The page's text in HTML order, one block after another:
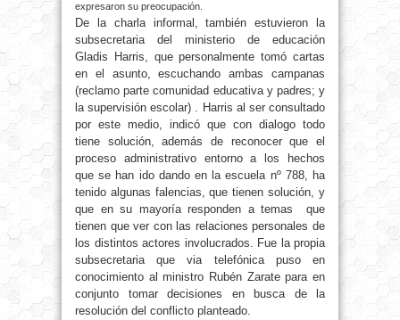
expresaron su preocupación.
De la charla informal, también estuvieron la
subsecretaria del ministerio de educación
Gladis Harris, que personalmente tomó cartas
en el asunto, escuchando ambas campanas
(reclamo parte comunidad educativa y padres; y
la supervisión escolar) . Harris al ser consultado
por este medio, indicó que con dialogo todo
tiene solución, además de reconocer que el
proceso administrativo entorno a los hechos
que se han ido dando en la escuela nº 788, ha
tenido algunas falencias, que tienen solución, y
que en su mayoría responden a temas que
tienen que ver con las relaciones personales de
los distintos actores involucrados. Fue la propia
subsecretaria que via telefónica puso en
conocimiento al ministro Rubén Zarate para en
conjunto tomar decisiones en busca de la
resolución del conflicto planteado.